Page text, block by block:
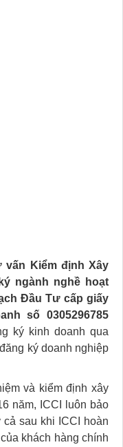
vấn Kiểm định Xây
ngành nghề hoạt
Đầu Tư cấp giấy
số 0305296785
ký kinh doanh qua
ký doanh nghiệp
và kiểm định xây
năm, ICCI luôn bảo
sau khi ICCI hoàn
khách hàng chính